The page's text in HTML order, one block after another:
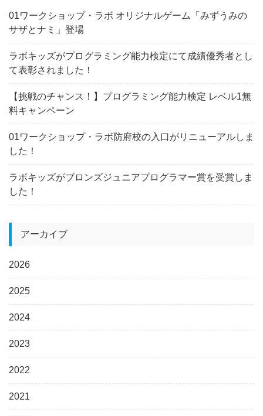
01ワークショップ・ラボ オリジナルゲーム「みずうみの
サザとナミ」登場
ラボキッズがプログラミング能力検定にて成績優秀者とし
て表彰されました！
【挑戦のチャンス！】プログラミング能力検定 レベル1無
料キャンペーン
01ワークショップ・ラボ防府校の入口がリニューアルしま
した！
ラボキッズがブロンズジュニアプログラマー賞を受賞しま
した！
アーカイブ
2026
2025
2024
2023
2022
2021